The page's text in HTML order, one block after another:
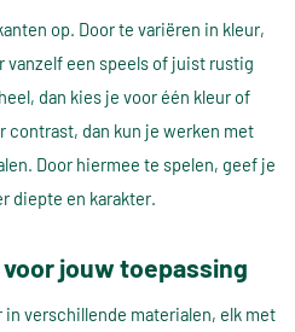
op. Door te variëren in kleur,
vanzelf een speels of juist rustig
dan kies je voor één kleur of
contrast, dan kun je werken met
Door hiermee te spelen, geef je
diepte en karakter.
jouw toepassing
in verschillende materialen, elk met